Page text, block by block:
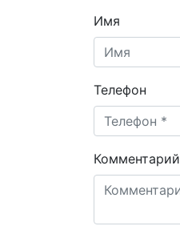
Имя
Телефон
Комментарий